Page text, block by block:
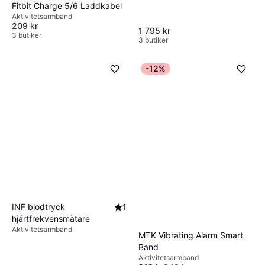
Fitbit Charge 5/6 Laddkabel
Aktivitetsarmband
209 kr
3 butiker 1 795 kr
3 butiker
INF blodtryck
hjärtfrekvensmätare
1
Aktivitetsarmband
-12%
MTK Vibrating Alarm Smart
Band
Aktivitetsarmband